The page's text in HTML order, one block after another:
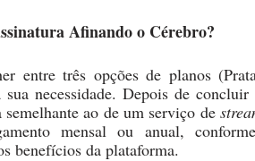
Afinando o Cérebro?
entre três opções de planos
sua necessidade. Depois de
ao de um serviço de
mensal ou anual,
benefícios da plataforma.